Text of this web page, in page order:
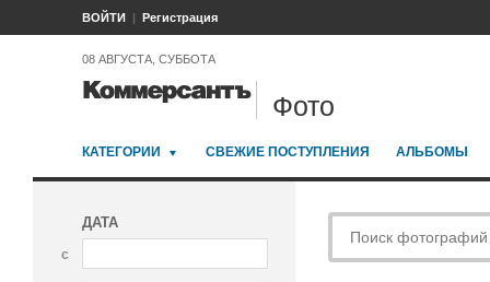
ВОЙТИ Регистрация
08 АВГУСТА, СУББОТА
Фото
КАТЕГОРИИ СВЕЖИЕ ПОСТУПЛЕНИЯ АЛЬБОМЫ
ДАТА
с